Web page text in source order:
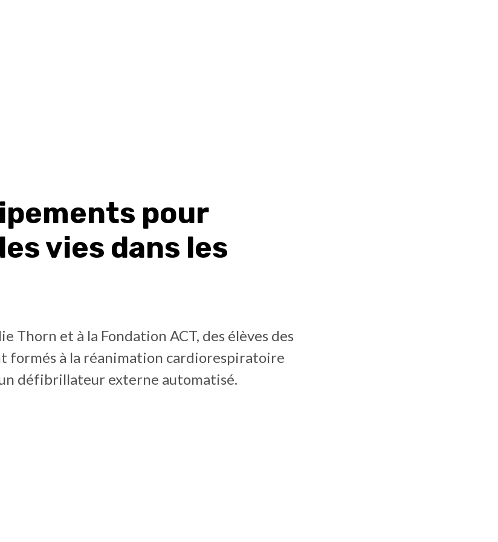
pour
vies dans les
Thorn et à la Fondation ACT, des élèves des
formés à la réanimation cardiorespiratoire
défibrillateur externe automatisé.